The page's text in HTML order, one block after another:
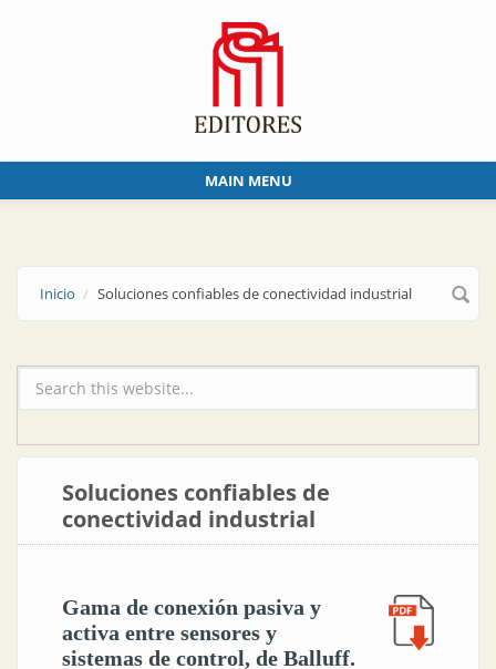
MAIN MENU
Inicio Soluciones confiables de conectividad industrial
Formulario de búsqueda
Soluciones confiables de
conectividad industrial
Gama de conexión pasiva y
activa entre sensores y
sistemas de control, de Balluff.